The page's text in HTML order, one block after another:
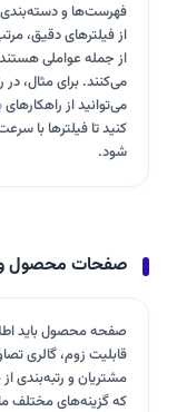
فهرست‌ها و
از فیلترهای دقیق،
از جمله عواملی
می‌توانید از راهکارهای
کنید تا فیلترها با
شود.
صفحات محصول و
صفحه محصول باید
قابلیت زوم، گالری
مشتریان و رتبه‌بندی
که گزینه‌های مختلف